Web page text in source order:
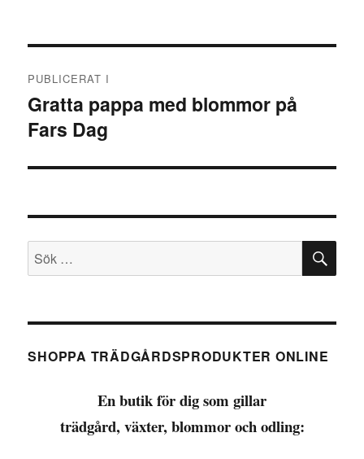
PUBLICERAT I
Gratta pappa med blommor på
Fars Dag
Sök
efter:
SHOPPA TRÄDGÅRDSPRODUKTER ONLINE
En butik för dig som gillar
trädgård, växter, blommor och odling: